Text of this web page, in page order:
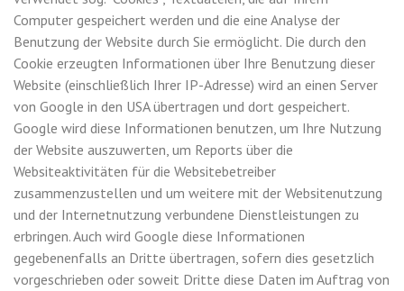
Computer gespeichert werden und die eine Analyse der
Benutzung der Website durch Sie ermöglicht. Die durch den
Cookie erzeugten Informationen über Ihre Benutzung dieser
Website (einschließlich Ihrer IP-Adresse) wird an einen Server
von Google in den USA übertragen und dort gespeichert.
Google wird diese Informationen benutzen, um Ihre Nutzung
der Website auszuwerten, um Reports über die
Websiteaktivitäten für die Websitebetreiber
zusammenzustellen und um weitere mit der Websitenutzung
und der Internetnutzung verbundene Dienstleistungen zu
erbringen. Auch wird Google diese Informationen
gegebenenfalls an Dritte übertragen, sofern dies gesetzlich
vorgeschrieben oder soweit Dritte diese Daten im Auftrag von